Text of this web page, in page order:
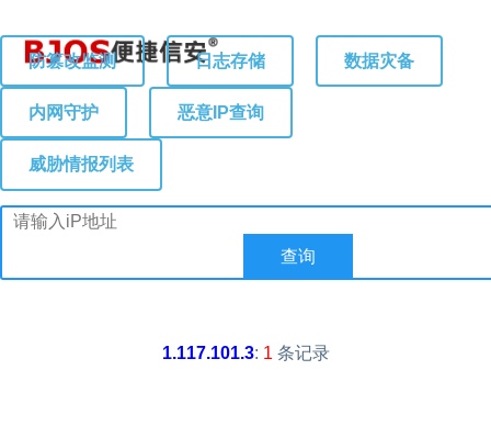
防篡改监测 日志存储 数据灾备
内网守护 恶意IP查询
威胁情报列表
1.117.101.3: 1 条记录